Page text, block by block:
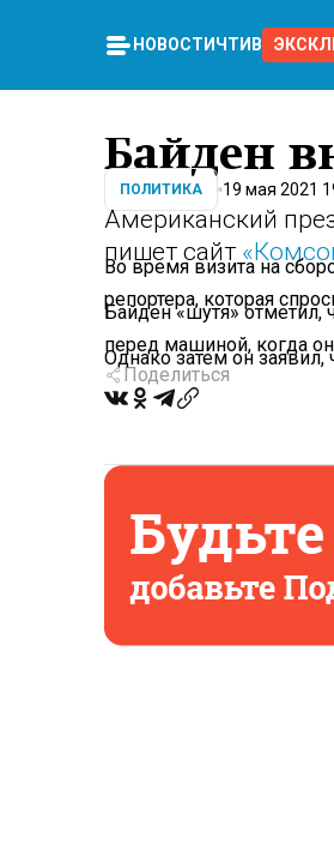
НОВОСТИ ЧТИВО
Байден
ПОЛИТИКА 19 мая 2021
Американский
пишет сайт
Во время визита на
репортера, которая
Байден «шутя» отметил,
перед машиной, когда
Однако затем он
Поделиться